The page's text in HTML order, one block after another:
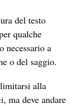
del testo
qualche
necessario a
o del saggio.
alla
ma deve andare